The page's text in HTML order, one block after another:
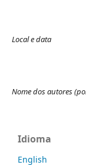
Local e data
Nome dos autores
Idioma
English